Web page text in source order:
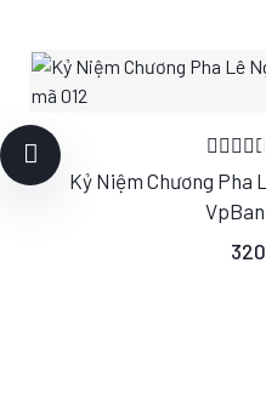
XEM
S
Kỷ Niệm Chương Pha